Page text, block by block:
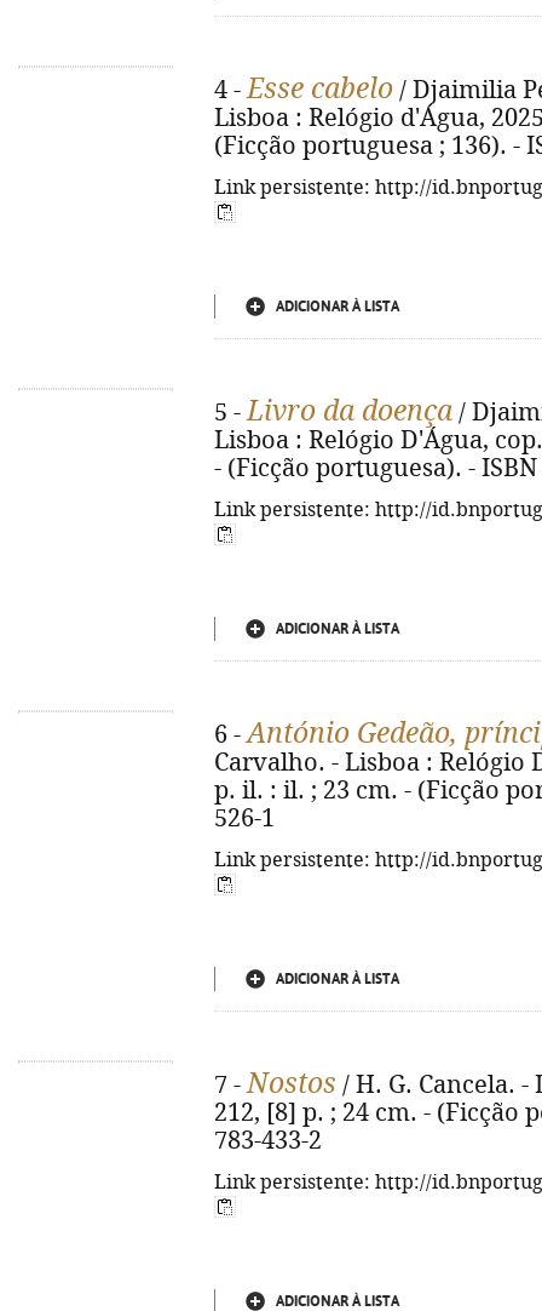
4 -Esse cabelo / Djaimilia
Lisboa : Relógio d'Água,
(Ficção portuguesa ; 136). -
Link persistente: http://
ADICIONAR À LISTA
5 -Livro da doença /
Lisboa : Relógio D'Água,
- (Ficção portuguesa). - ISBN
Link persistente: http://
ADICIONAR À LISTA
6 -António Gedeão,
Carvalho. - Lisboa : Relógio
p. il. : il. ; 23 cm. - (Ficção
526-1
Link persistente: http://
ADICIONAR À LISTA
7 -Nostos / H. G. Cancela. -
212, [8] p. ; 24 cm. - (Ficção
783-433-2
Link persistente: http://
ADICIONAR À LISTA